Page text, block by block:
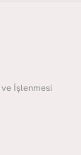
ve İşlenmesi